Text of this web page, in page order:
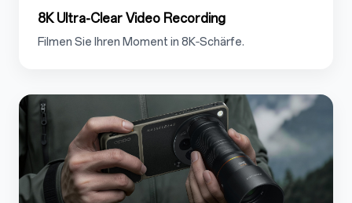
8K Ultra-Clear Video Recording
Filmen Sie Ihren Moment in 8K‑Schärfe.
1.4